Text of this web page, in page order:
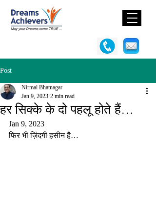
Post
हर सिक्के के दो पहलू होते हैं…
Nirmal Bhatnagar
Jan 9, 2023 2 min read
Jan 9, 2023
फिर भी ज़िंदगी हसीन है…